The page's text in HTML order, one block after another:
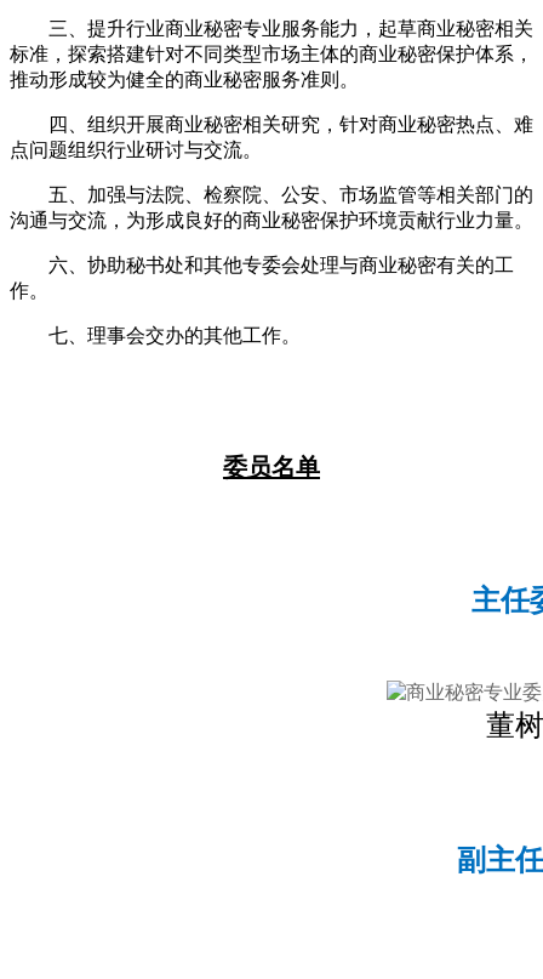
三、提升行业商业秘密专业服务能力，起草商业秘密相关
标准，探索搭建针对不同类型市场主体的商业秘密保护体系，
推动形成较为健全的商业秘密服务准则。
四、组织开展商业秘密相关研究，针对商业秘密热点、难
点问题组织行业研讨与交流。
五、加强与法院、检察院、公安、市场监管等相关部门的
沟通与交流，为形成良好的商业秘密保护环境贡献行业力量。
六、协助秘书处和其他专委会处理与商业秘密有关的工
作。
七、理事会交办的其他工作。
委员名单
主任
董
副主